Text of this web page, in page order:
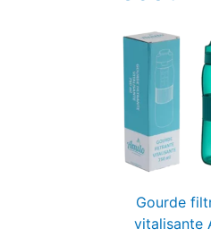
Gourde
vitalisante